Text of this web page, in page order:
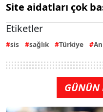
Site aidatları çok
Etiketler
sis sağlık Türkiye
GÜNÜN